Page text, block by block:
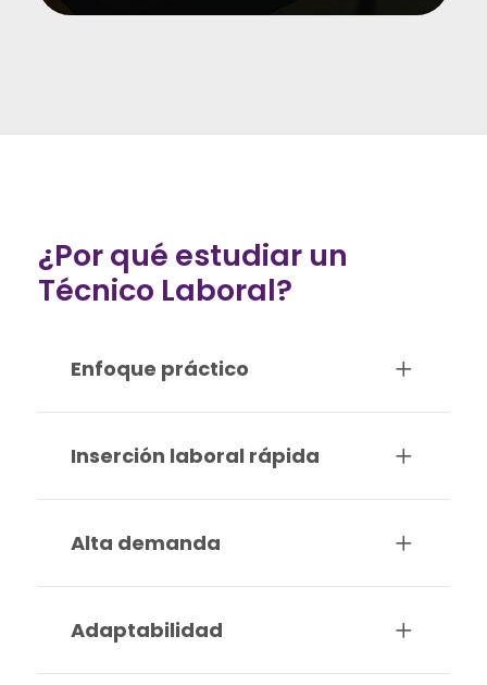
¿Por qué estudiar un
Técnico Laboral?
Enfoque práctico
Inserción laboral rápida
Alta demanda
Adaptabilidad